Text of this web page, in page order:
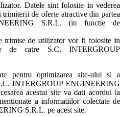
Datele sint folosite in vederea
de oferte atractive din partea
S.R.L. (in functie de
trimise de utilizator vor fi folosite in
de catre S.C. INTERGROUP
pentru optimizarea site-ului si a
INTERGROUP ENGINEERING
acestui site va dati acordul la
a informatiilor colectate de
S.R.L. pe acest site.